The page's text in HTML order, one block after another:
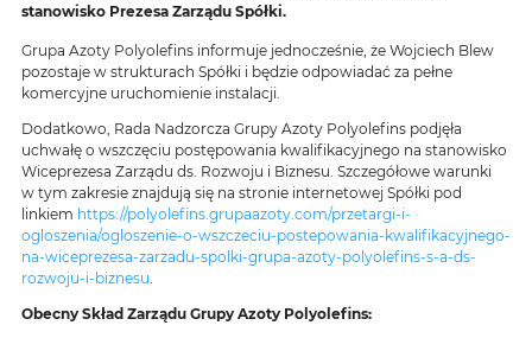
stanowisko Prezesa Zarządu Spółki.
Grupa Azoty Polyolefins informuje jednocześnie, że Wojciech Blew
pozostaje w strukturach Spółki i będzie odpowiadać za pełne
komercyjne uruchomienie instalacji.
Dodatkowo, Rada Nadzorcza Grupy Azoty Polyolefins podjęła
uchwałę o wszczęciu postępowania kwalifikacyjnego na stanowisko
Wiceprezesa Zarządu ds. Rozwoju i Biznesu. Szczegółowe warunki
w tym zakresie znajdują się na stronie internetowej Spółki pod
linkiem https://polyolefins.grupaazoty.com/przetargi-i-
ogloszenia/ogloszenie-o-wszczeciu-postepowania-kwalifikacyjnego-
na-wiceprezesa-zarzadu-spolki-grupa-azoty-polyolefins-s-a-ds-
rozwoju-i-biznesu
Obecny Skład Zarządu Grupy Azoty Polyolefins: